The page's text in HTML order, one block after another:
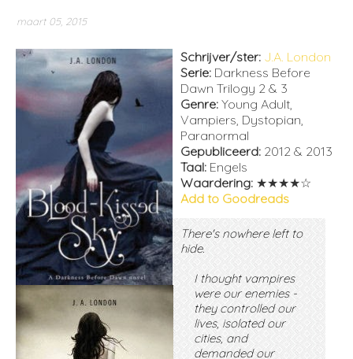
maart 05, 2015
Schrijver/ster: J.A. London
Serie: Darkness Before
Dawn Trilogy 2 & 3
Genre:Young Adult,
Vampiers, Dystopian,
Paranormal
Gepubliceerd: 2012 & 2013
Taal: Engels
Waardering: ★★★★☆
Add to Goodreads
There's nowhere left to
hide.
I thought vampires
were our enemies -
they controlled our
lives, isolated our
cities, and
demanded our